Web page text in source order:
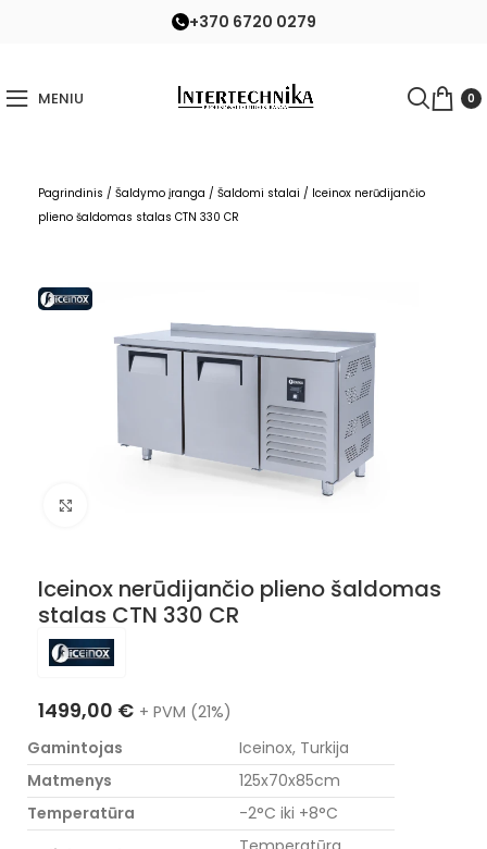
+370 6720 0279
MENIU 0
Pagrindinis / Šaldymo įranga / Šaldomi stalai / Iceinox nerūdijančio
plieno šaldomas stalas CTN 330 CR
Iceinox nerūdijančio plieno šaldomas
stalas CTN 330 CR
1499,00 € + PVM (21%)
Gamintojas
Iceinox, Turkija
Matmenys
125x70x85cm
Temperatūra
-2°C iki +8°C